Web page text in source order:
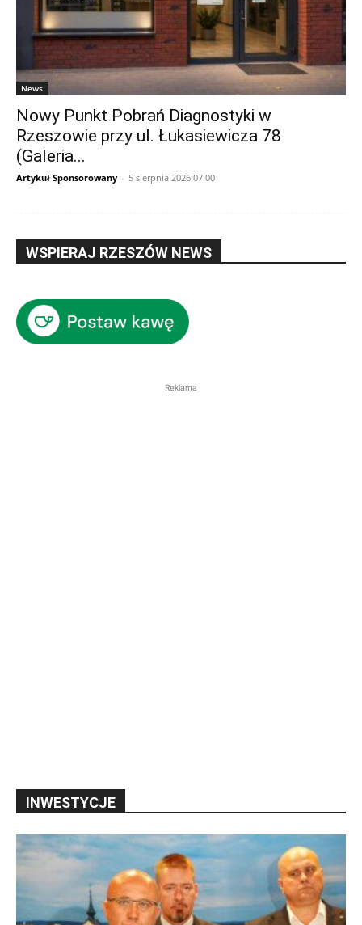
News
Nowy Punkt Pobrań Diagnostyki w
Rzeszowie przy ul. Łukasiewicza 78
(Galeria...
Artykuł Sponsorowany - 5 sierpnia 2026 07:00
WSPIERAJ RZESZÓW NEWS
Reklama
INWESTYCJE